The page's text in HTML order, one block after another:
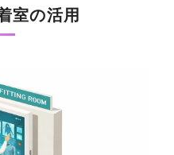
室の活用